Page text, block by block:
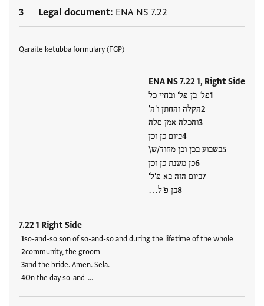
3 Legal document ENA NS 7.22
Qaraite ketubba formulary (FGP)
ENA NS 7.22 1, Right Side
פל' בן פל' ובחיי כל
הקלה והחתן ו'ה'
והכלה אמן סלה
ביום כן וכן
בשבוע בכן וכן מחוד/ש\
כן משנת כן וכן
ביום הזה בא פ'ל'
בן פ'ל…
7.22 1 Right Side
so-and-so son of so-and-so and during the lifetime of the whole
community, the groom
and the bride. Amen. Sela.
On the day so-and-…